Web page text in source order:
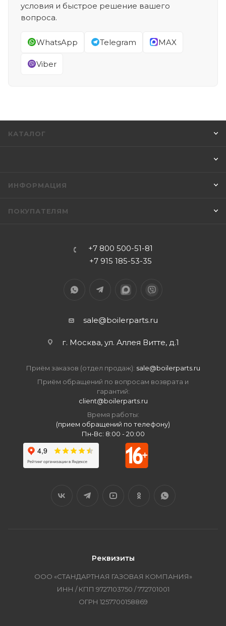
условия и быстрое решение вашего
вопроса.
WhatsApp Telegram MAX
Viber
КАТАЛОГ
ИНФОРМАЦИЯ
ПОКУПАТЕЛЯМ
+7 800 500-51-81
+7 915 185-53-35
sale@boilerparts.ru
г. Москва, ул. Аллея Витте, д.1
Приём заказов (отдел продаж): sale@boilerparts.ru
Приём обращений по вопросам возврата и
гарантий:
client@boilerparts.ru
Время работы:
(прием обращений по телефону)
Пн-Вс: 8:00 - 20:00
Реквизиты
ООО «СТАНДАРТНАЯ ГАЗОВАЯ КОМПАНИЯ»
ИНН / КПП 9727103750 / 772701001
ОГРН 1257700158869